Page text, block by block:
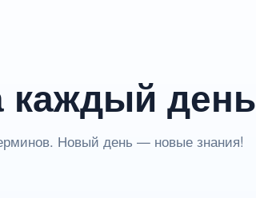
каждый день
Новый день — новые знания!